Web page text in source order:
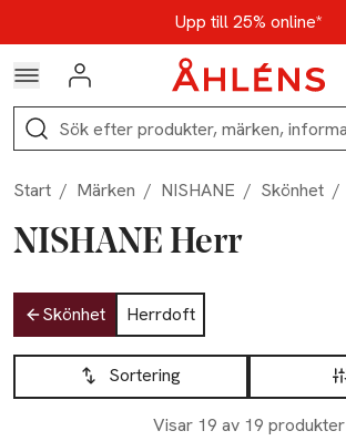
Hoppa till navigationsmenynUpp till 25% online*
Kod: AUG25 - Shoppa nu
Logga in
Sök
Start / Märken / NISHANE / Skönhet /
NISHANE Herr
Hoppa till produktsidan
Skönhet
Herrdoft
Hoppa till produktsidan
Sortering
Visar 19 av 19 produkter
Lista över produkter